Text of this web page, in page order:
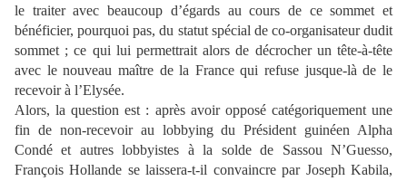
le traiter avec beaucoup d’égards au cours de ce sommet et
bénéficier, pourquoi pas, du statut spécial de co-organisateur dudit
sommet ; ce qui lui permettrait alors de décrocher un tête-à-tête
avec le nouveau maître de la France qui refuse jusque-là de le
recevoir à l’Elysée.
Alors, la question est : après avoir opposé catégoriquement une
fin de non-recevoir au lobbying du Président guinéen Alpha
Condé et autres lobbyistes à la solde de Sassou N’Guesso,
François Hollande se laissera-t-il convaincre par Joseph Kabila,